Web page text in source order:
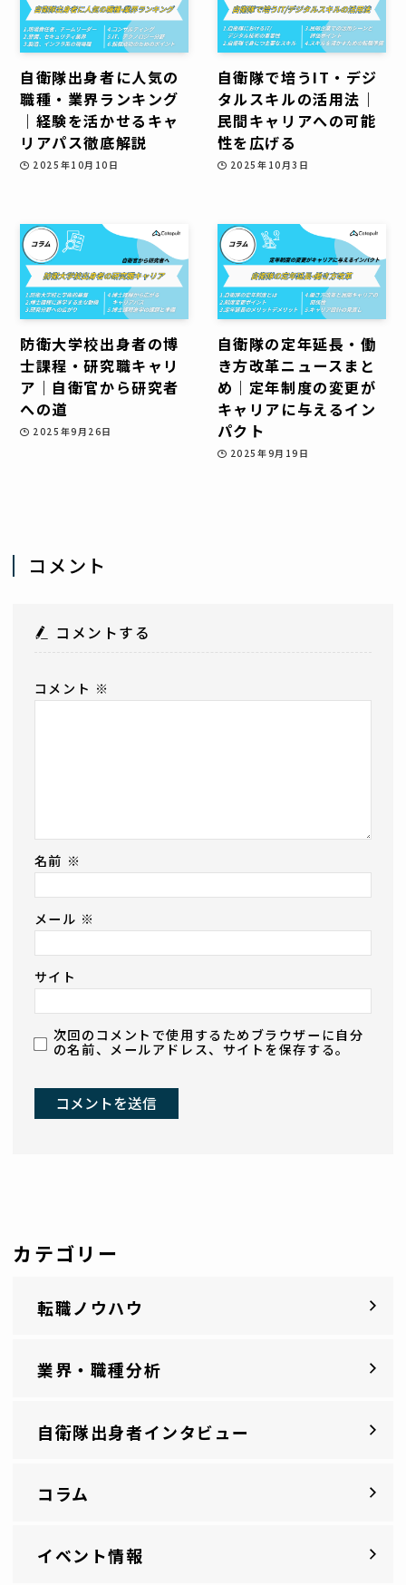
自衛隊出身者に人気の
職種・業界ランキング
｜経験を活かせるキャ
リアパス徹底解説
2025年10月10日
自衛隊で培うIT・デジ
タルスキルの活用法｜
民間キャリアへの可能
性を広げる
2025年10月3日
防衛大学校出身者の博
士課程・研究職キャリ
ア｜自衛官から研究者
への道
2025年9月26日
自衛隊の定年延長・働
き方改革ニュースまと
め｜定年制度の変更が
キャリアに与えるイン
パクト
2025年9月19日
コメント
コメントする
コメント ※
名前 ※
メール ※
サイト
次回のコメントで使用するためブラウザーに自分
の名前、メールアドレス、サイトを保存する。
カテゴリー
転職ノウハウ
業界・職種分析
自衛隊出身者インタビュー
コラム
イベント情報